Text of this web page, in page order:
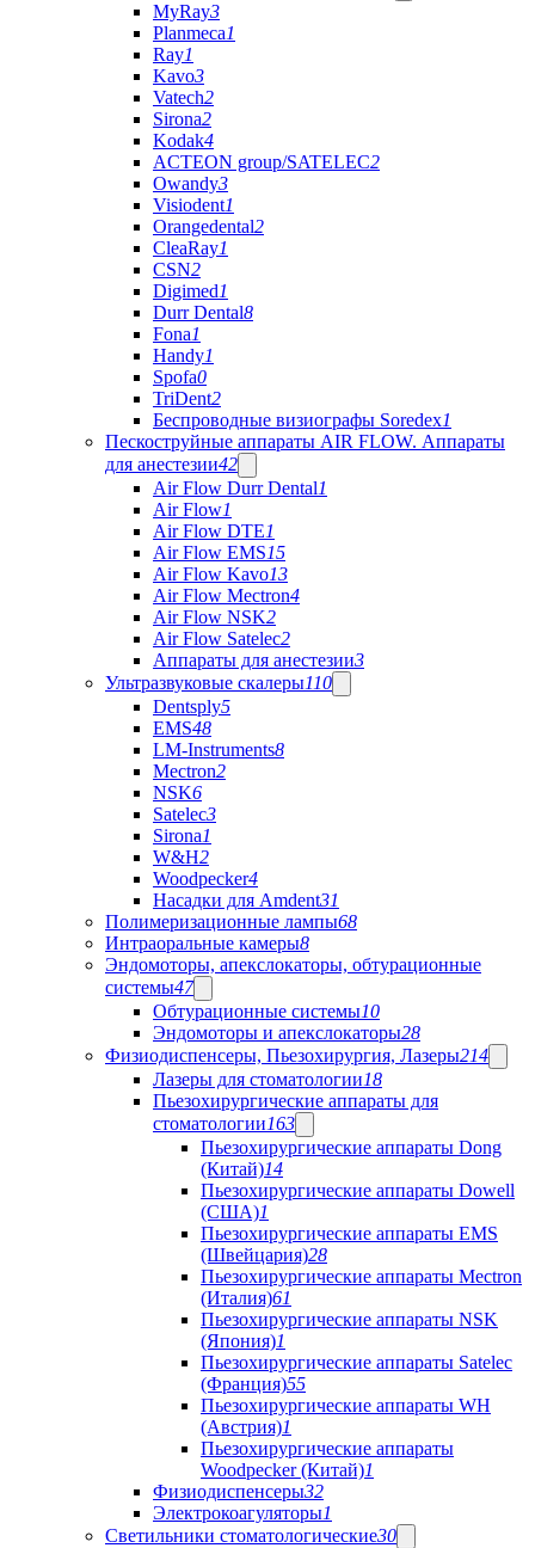
MyRay3
Planmeca1
Ray1
Kavo3
Vatech2
Sirona2
Kodak4
ACTEON group/SATELEC2
Owandy3
Visiodent1
Orangedental2
CleaRay1
CSN2
Digimed1
Durr Dental8
Fona1
Handy1
Spofa0
TriDent2
Беспроводные визиографы Soredex1
Пескоструйные аппараты AIR FLOW. Аппараты
для анестезии42
Air Flow Durr Dental1
Air Flow1
Air Flow DTE1
Air Flow EMS15
Air Flow Kavo13
Air Flow Mectron4
Air Flow NSK2
Air Flow Satelec2
Аппараты для анестезии3
Ультразвуковые скалеры110
Dentsply5
EMS48
LM-Instruments8
Mectron2
NSK6
Satelec3
Sirona1
W&H2
Woodpecker4
Насадки для Amdent31
Полимеризационные лампы68
Интраоральные камеры8
Эндомоторы, апекслокаторы, обтурационные
системы47
Обтурационные системы10
Эндомоторы и апекслокаторы28
Физиодиспенсеры, Пьезохирургия, Лазеры214
Лазеры для стоматологии18
Пьезохирургические аппараты для
стоматологии163
Пьезохирургические аппараты Dong
(Китай)14
Пьезохирургические аппараты Dowell
(США)1
Пьезохирургические аппараты EMS
(Швейцария)28
Пьезохирургические аппараты Mectron
(Италия)61
Пьезохирургические аппараты NSK
(Япония)1
Пьезохирургические аппараты Satelec
(Франция)55
Пьезохирургические аппараты WH
(Австрия)1
Пьезохирургические аппараты
Woodpecker (Китай)1
Физиодиспенсеры32
Электрокоагуляторы1
Светильники стоматологические30